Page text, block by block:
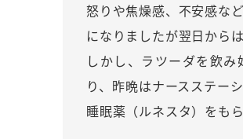
怒りや焦燥感、不安感な
になりましたが翌日から
しかし、ラツーダを飲
り、昨晩はナースステー
睡眠薬（ルネスタ）をも